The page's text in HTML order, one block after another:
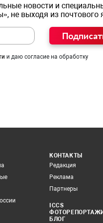
новости и
не выходя из почтового
и даю согласие на обработку
КОНТАКТЫ
Редакция
Реклама
Партнеры
ICCS
ФОТОРЕПОРТАЖИ
БЛОГ